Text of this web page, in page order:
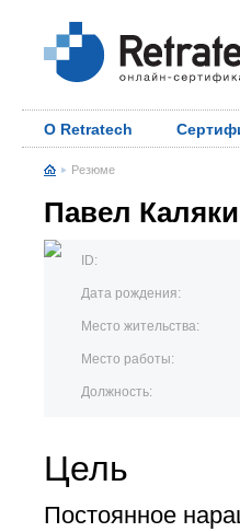
О Retratech
Резюме
Павел
ID:
Дата рождения:
Место жительства:
Место работы:
Должность:
Цель
Постоянное